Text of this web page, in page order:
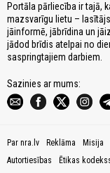
Portāla pārliecība ir tajā,
mazsvarīgu lietu –
jāinformē, jābrīdina un
jādod brīdis atelpai no
saspringtajiem darbiem.
Sazinies ar mums:
Par nra.lv Reklāma Misija
Autortiesības
Ētikas